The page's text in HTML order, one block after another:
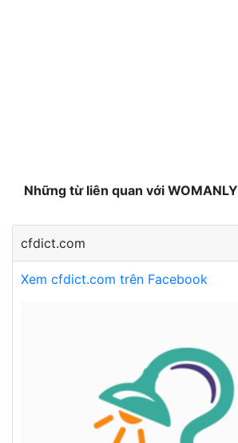
Những từ liên quan với WOMANLY
cfdict.com
Xem cfdict.com trên Facebook